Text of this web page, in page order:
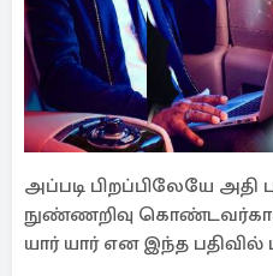
அப்படி பிறப்பிலேயே அதி
நுண்ணறிவு
யார் யார் என இந்த பதிவில்